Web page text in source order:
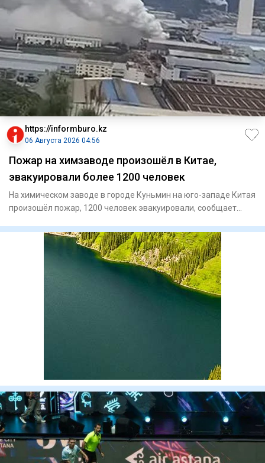
https://informburo.kz
06 Августа 2026 04:56
Пожар на химзаводе произошёл в Китае,
эвакуировали более 1200 человек
На химическом заводе в городе Куньмин на юго-западе Китая
произошёл пожар, 1200 человек эвакуировали, сообщает